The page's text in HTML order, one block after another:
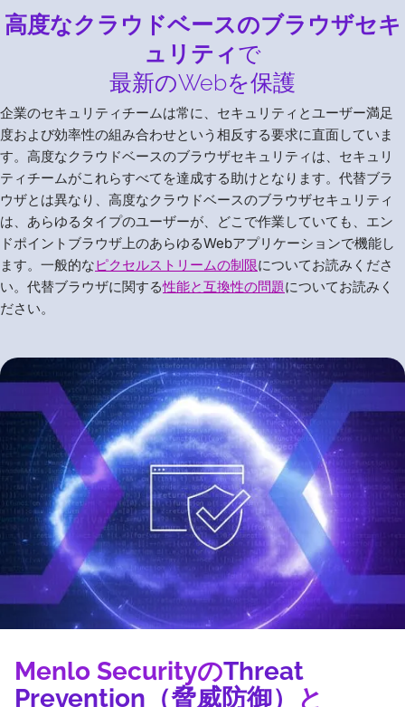
高度なクラウドベースのブラウザセキ
ュリティで
最新のWebを保護
企業のセキュリティチームは常に、セキュリティとユーザー満足
度および効率性の組み合わせという相反する要求に直面していま
す。高度なクラウドベースのブラウザセキュリティは、セキュリ
ティチームがこれらすべてを達成する助けとなります。代替ブラ
ウザとは異なり、高度なクラウドベースのブラウザセキュリティ
は、あらゆるタイプのユーザーが、どこで作業していても、エン
ドポイントブラウザ上のあらゆるWebアプリケーションで機能し
ます。一般的なピクセルストリームの制限についてお読みくださ
い。代替ブラウザに関する性能と互換性の問題についてお読みく
ださい。
Menlo SecurityのThreat
Prevention（脅威防御）
と